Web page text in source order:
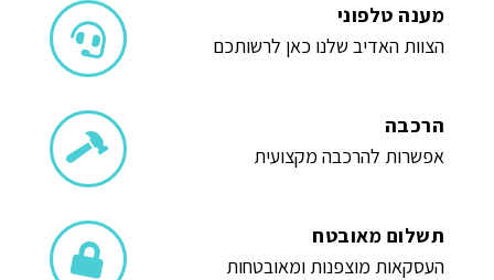
מענה טלפוני
הצוות האדיב שלנו כאן לרשותכם
הרכבה
אפשרות להרכבה מקצועית
תשלום מאובטח
העסקאות מוצפנות ומאובטחות